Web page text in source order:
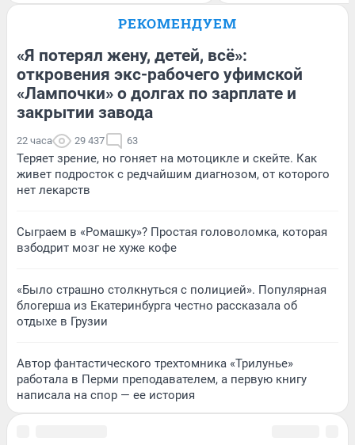
РЕКОМЕНДУЕМ
«Я потерял жену, детей, всё»:
откровения экс-рабочего уфимской
«Лампочки» о долгах по зарплате и
закрытии завода
22 часа 29 437 63
Теряет зрение, но гоняет на мотоцикле и скейте. Как
живет подросток с редчайшим диагнозом, от которого
нет лекарств
Сыграем в «Ромашку»? Простая головоломка, которая
взбодрит мозг не хуже кофе
«Было страшно столкнуться с полицией». Популярная
блогерша из Екатеринбурга честно рассказала об
отдыхе в Грузии
Автор фантастического трехтомника «Трилунье»
работала в Перми преподавателем, а первую книгу
написала на спор — ее история